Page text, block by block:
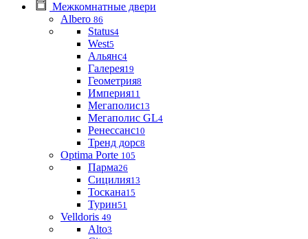
Межкомнатные двери
Albero 86
Status4
West5
Альянс4
Галерея19
Геометрия8
Империя11
Мегаполис13
Мегаполис GL4
Ренессанс10
Тренд дорс8
Optima Porte 105
Парма26
Сицилия13
Тоскана15
Турин51
Velldoris 49
Alto3